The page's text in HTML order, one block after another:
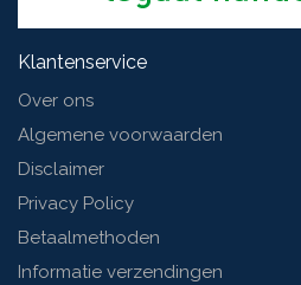
Klantenservice
Over ons
Algemene voorwaarden
Disclaimer
Privacy Policy
Betaalmethoden
Informatie verzendingen